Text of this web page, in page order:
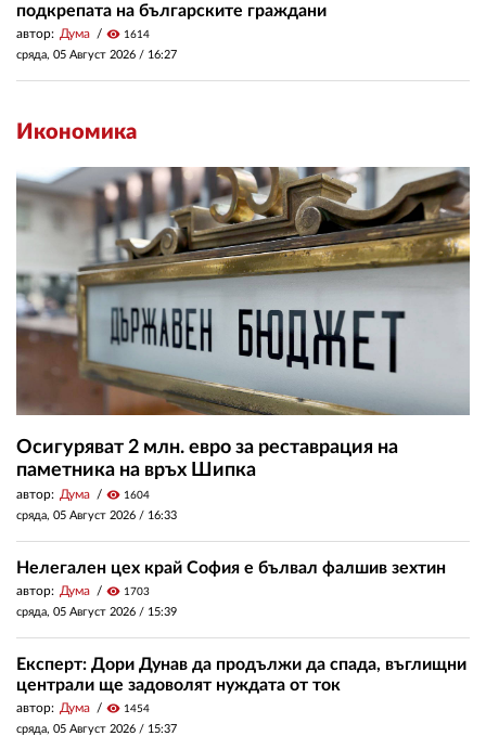
подкрепата на българските граждани
автор: Дума visibility 1614
сряда, 05 Август 2026 / 16:27
Икономика
Осигуряват 2 млн. евро за реставрация на
паметника на връх Шипка
автор: Дума visibility 1604
сряда, 05 Август 2026 / 16:33
Нелегален цех край София е бълвал фалшив зехтин
автор: Дума visibility 1703
сряда, 05 Август 2026 / 15:39
Експерт: Дори Дунав да продължи да спада, въглищни
централи ще задоволят нуждата от ток
автор: Дума visibility 1454
сряда, 05 Август 2026 / 15:37